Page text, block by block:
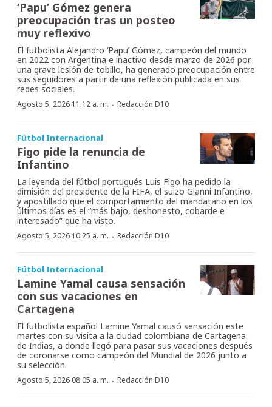
‘Papu’ Gómez genera
preocupación tras un posteo
muy reflexivo
El futbolista Alejandro ‘Papu’ Gómez, campeón del mundo
en 2022 con Argentina e inactivo desde marzo de 2026 por
una grave lesión de tobillo, ha generado preocupación entre
sus seguidores a partir de una reflexión publicada en sus
redes sociales.
Agosto 5, 2026 11:12 a. m. · Redacción D10
Fútbol Internacional
Figo pide la renuncia de
Infantino
La leyenda del fútbol portugués Luis Figo ha pedido la
dimisión del presidente de la FIFA, el suizo Gianni Infantino,
y apostillado que el comportamiento del mandatario en los
últimos días es el “más bajo, deshonesto, cobarde e
interesado” que ha visto.
Agosto 5, 2026 10:25 a. m. · Redacción D10
Fútbol Internacional
Lamine Yamal causa sensación
con sus vacaciones en
Cartagena
El futbolista español Lamine Yamal causó sensación este
martes con su visita a la ciudad colombiana de Cartagena
de Indias, a donde llegó para pasar sus vacaciones después
de coronarse como campeón del Mundial de 2026 junto a
su selección.
Agosto 5, 2026 08:05 a. m. · Redacción D10